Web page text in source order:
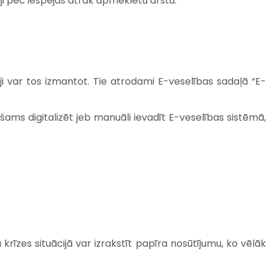
tos izmantot. Tie atrodami E-veselības sadaļā “E-
digitalizēt jeb manuāli ievadīt E-veselības sistēmā,
situācijā var izrakstīt papīra nosūtījumu, ko vēlāk